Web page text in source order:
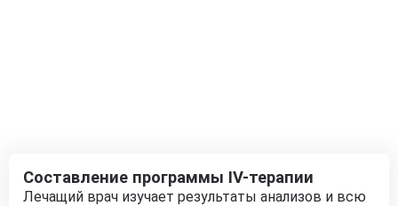
Составление программы IV-терапии
Лечащий врач изучает результаты анализов и всю